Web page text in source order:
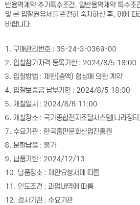
반용역계약 추가특수조건, 일반용역계약 특수조
및 본 입찰권유서를 완전히 숙지하신 후, 이에 따
바랍니다.
1. 구매관리번호 : 35-24-3-0369-00
2. 입찰참가자격 등록기한: 2024/8/5 18:00
3. 입찰방법 : 제한(총액) 협상에 의한 계약
4. 입찰보증금 납부기한: 2024/8/5 18:00
5. 개찰일시 : 2024/8/6 11:00
6. 개찰장소 : 국가종합전자조달시스템(나라장터
7. 수요기관: 한국출판문화산업진흥원
8. 분할납품 : 불가
9. 납품기한: 2024/12/13
10. 납품장소 : 제안요청서에 따름
11. 인도조건 : 과업내역에 따름
12. 검사기관: 수요기관